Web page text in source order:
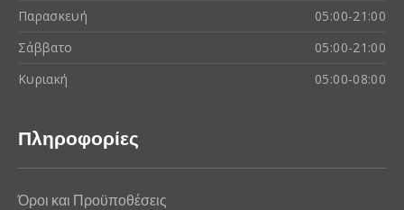
Παρασκευή
05:00-21:00
Σάββατο
05:00-21:00
Κυριακή
05:00-08:00
Πληροφορίες
Όροι και Προϋποθέσεις